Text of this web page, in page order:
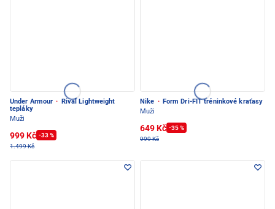
Under Armour ·
Rival Lightweight
tepláky
Muži
999 Kč -33 %
1.499 Kč
Nike · Form Dri-FIT tréninkové kraťasy
Muži
649 Kč -35 %
999 Kč